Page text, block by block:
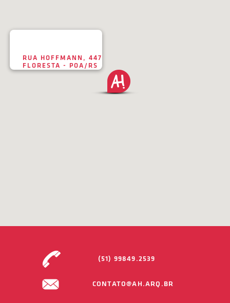
RUA HOFFMANN, 447
FLORESTA - POA/RS
(51) 99849.2539
CONTATO@AH.ARQ.BR